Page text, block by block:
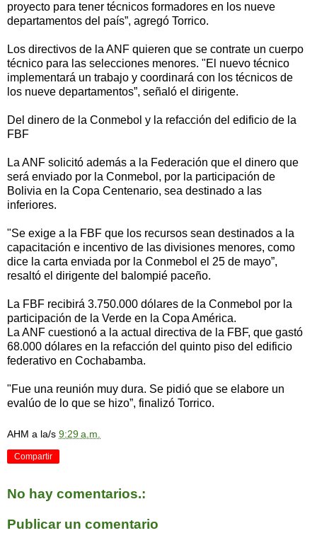
proyecto para tener técnicos formadores en los nueve
departamentos del país”, agregó Torrico.
Los directivos de la ANF quieren que se contrate un cuerpo
técnico para las selecciones menores. "El nuevo técnico
implementará un trabajo y coordinará con los técnicos de
los nueve departamentos”, señaló el dirigente.
Del dinero de la Conmebol y la refacción del edificio de la
FBF
La ANF solicitó además a la Federación que el dinero que
será enviado por la Conmebol, por la participación de
Bolivia en la Copa Centenario, sea destinado a las
inferiores.
"Se exige a la FBF que los recursos sean destinados a la
capacitación e incentivo de las divisiones menores, como
dice la carta enviada por la Conmebol el 25 de mayo”,
resaltó el dirigente del balompié paceño.
La FBF recibirá 3.750.000 dólares de la Conmebol por la
participación de la Verde en la Copa América.
La ANF cuestionó a la actual directiva de la FBF, que gastó
68.000 dólares en la refacción del quinto piso del edificio
federativo en Cochabamba.
"Fue una reunión muy dura. Se pidió que se elabore un
evalúo de lo que se hizo”, finalizó Torrico.
AHM a la/s 9:29 a.m.
Compartir
No hay comentarios.:
Publicar un comentario